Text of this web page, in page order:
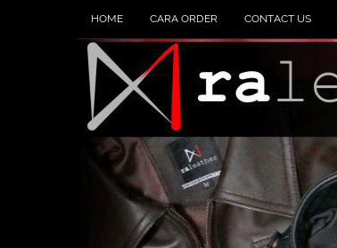
HOME CARA ORDER CONTACT US